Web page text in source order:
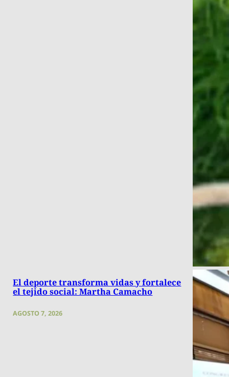
El deporte transforma vidas y fortalece
el tejido social: Martha Camacho
AGOSTO 7, 2026